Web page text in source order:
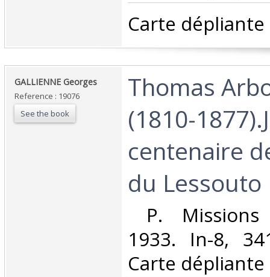
‎Carte
‎GALLIENNE Georges‎
Reference : 19076
See the book
‎Thomas
(1810-
centenaire
du Lessouto
P. Missions
1933. In-8,
Carte